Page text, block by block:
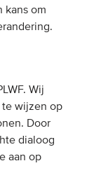
kans om
Wij
te wijzen op
Door
dialoog
aan op